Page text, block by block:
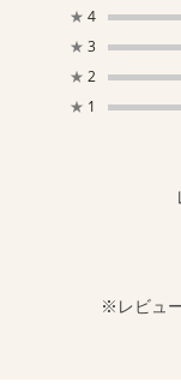
★ 4
★ 3
★ 2
★ 1
※レビュ